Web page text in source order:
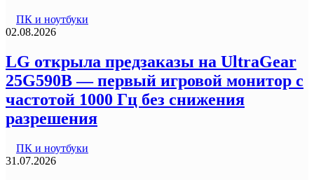
ПК и ноутбуки
02.08.2026
LG открыла предзаказы на UltraGear
25G590B — первый игровой монитор с
частотой 1000 Гц без снижения
разрешения
ПК и ноутбуки
31.07.2026